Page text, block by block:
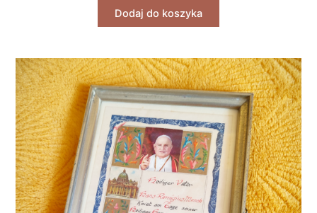
Dodaj do koszyka